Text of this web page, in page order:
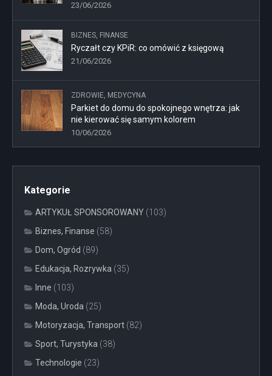
23/06/2026
BIZNES, FINANSE
Ryczałt czy KPiR: co omówić z księgową
21/06/2026
ZDROWIE, MEDYCYNA
Parkiet do domu do spokojnego wnętrza: jak
nie kierować się samym kolorem
10/06/2026
Kategorie
ARTYKUŁ SPONSOROWANY (103)
Biznes, Finanse (58)
Dom, Ogród (89)
Edukacja, Rozrywka (35)
Inne (103)
Moda, Uroda (25)
Motoryzacja, Transport (82)
Sport, Turystyka (38)
Technologie (23)